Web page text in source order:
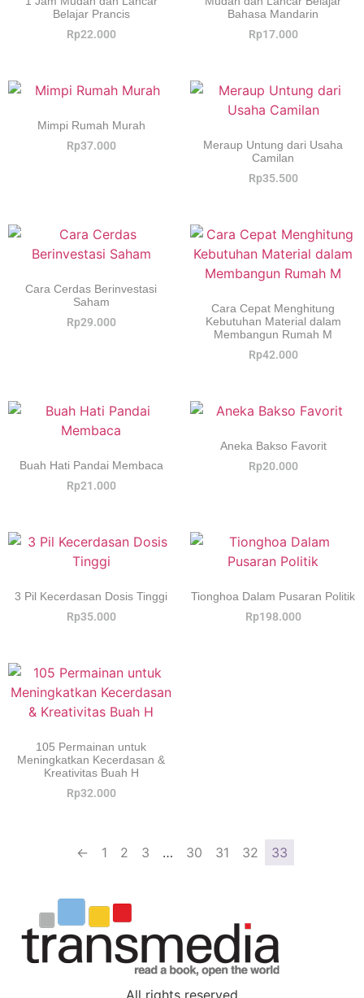
Belajar Prancis
Rp22.000
Bahasa Mandarin
Rp17.000
Mimpi Rumah Murah
Rp37.000
Meraup Untung dari Usaha
Camilan
Rp35.500
Cara Cerdas Berinvestasi
Saham
Rp29.000
Cara Cepat Menghitung
Kebutuhan Material dalam
Membangun Rumah M
Rp42.000
Buah Hati Pandai Membaca
Rp21.000
Aneka Bakso Favorit
Rp20.000
3 Pil Kecerdasan Dosis Tinggi
Rp35.000
Tionghoa Dalam Pusaran Politik
Rp198.000
105 Permainan untuk
Meningkatkan Kecerdasan &
Kreativitas Buah H
Rp32.000
← 1 2 3 … 30 31 32 33